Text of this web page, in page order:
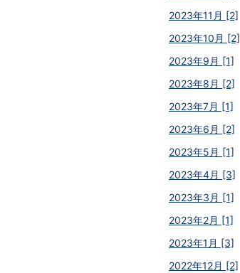
2023年11月 [2]
2023年10月 [2]
2023年9月 [1]
2023年8月 [2]
2023年7月 [1]
2023年6月 [2]
2023年5月 [1]
2023年4月 [3]
2023年3月 [1]
2023年2月 [1]
2023年1月 [3]
2022年12月 [2]